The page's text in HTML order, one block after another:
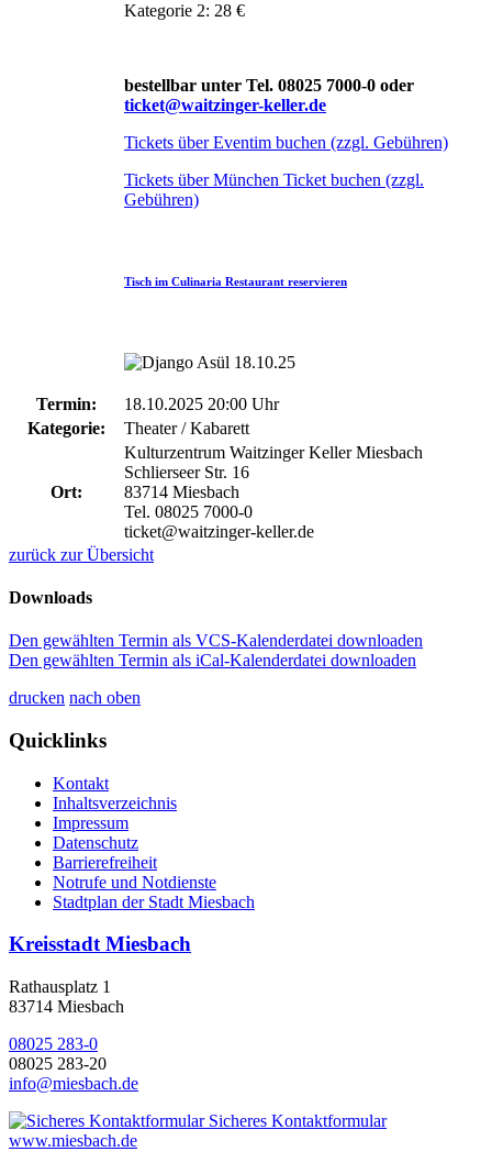
Kategorie 2: 28 €
bestellbar unter Tel. 08025 7000-0 oder
ticket@waitzinger-keller.de
Tickets über Eventim buchen (zzgl. Gebühren)
Tickets über München Ticket buchen (zzgl.
Gebühren)
Tisch im Culinaria Restaurant reservieren
Termin:
18.10.2025 20:00 Uhr
Kategorie:
Theater / Kabarett
Ort:
Kulturzentrum Waitzinger Keller Miesbach
Schlierseer Str. 16
83714 Miesbach
Tel. 08025 7000-0
ticket@waitzinger-keller.de
zurück zur Übersicht
Downloads
Den gewählten Termin als VCS-Kalenderdatei downloaden
Den gewählten Termin als iCal-Kalenderdatei downloaden
drucken nach oben
Quicklinks
Kontakt
Inhaltsverzeichnis
Impressum
Datenschutz
Barrierefreiheit
Notrufe und Notdienste
Stadtplan der Stadt Miesbach
Kreisstadt Miesbach
Rathausplatz 1
83714 Miesbach
08025 283-0
08025 283-20
info@miesbach.de
Sicheres Kontaktformular
www.miesbach.de